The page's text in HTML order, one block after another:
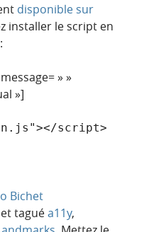
disponible sur
installer le script en
:
» »
»]
script>
Bichet
et taguéa11y,